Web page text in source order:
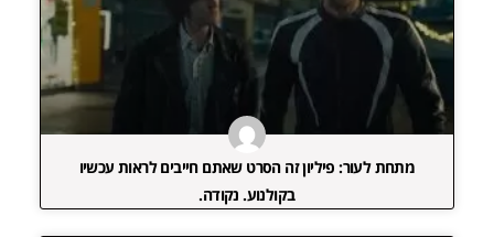
מתחת לעור: פיליון זה הסרט שאתם חייבים לראות עכשיו
בקולנוע. נקודה.